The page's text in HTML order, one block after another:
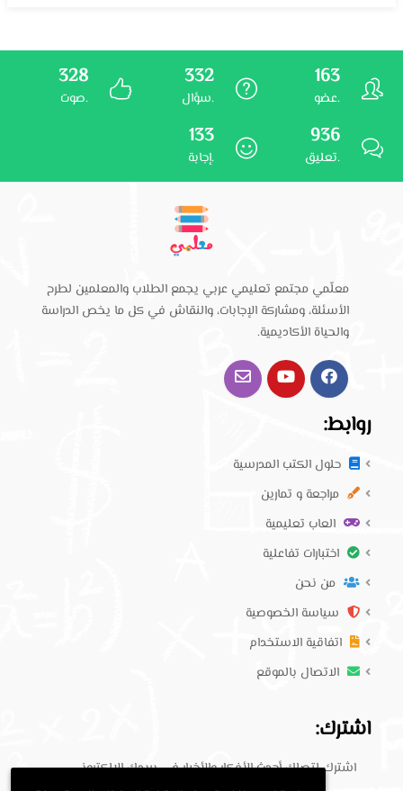
163
عضو.
332
سؤال.
328
صوت.
936
تعليق.
133
إجابة.
معلّمي مجتمع تعليمي عربي يجمع الطلاب والمعلمين لطرح
الأسئلة، ومشاركة الإجابات، والنقاش في كل ما يخص الدراسة
والحياة الأكاديمية.
روابط:
حلول الكتب المدرسية
مراجعة و تمارين
العاب تعليمية
اختبارات تفاعلية
من نحن
سياسة الخصوصية
اتفاقية الاستخدام
الاتصال بالموقع
اشترك:
اشترك لتصلك أحدث الأفكار والأخبار في بريدك الإلكتروني.